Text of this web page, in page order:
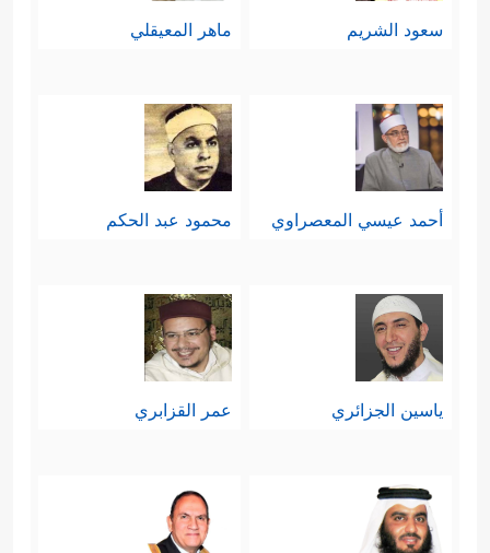
سعود الشريم ماهر المعيقلي
أحمد عيسي المعصراوي محمود عبد الحكم
ياسين الجزائري عمر القزابري